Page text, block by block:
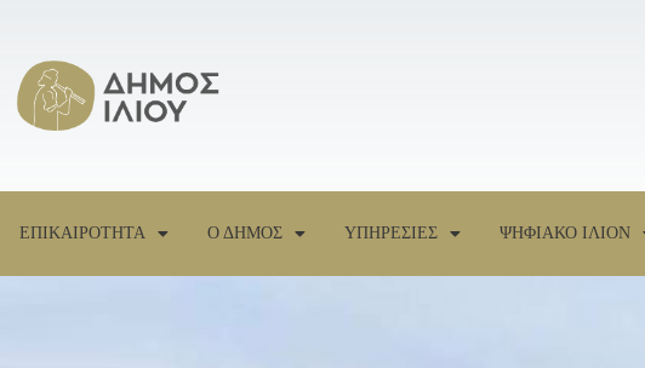
ΕΠΙΚΑΙΡΟΤΗΤΑ Ο ΔΗΜΟΣ ΥΠΗΡΕΣΙΕΣ ΨΗΦΙΑΚΟ ΙΛΙΟΝ